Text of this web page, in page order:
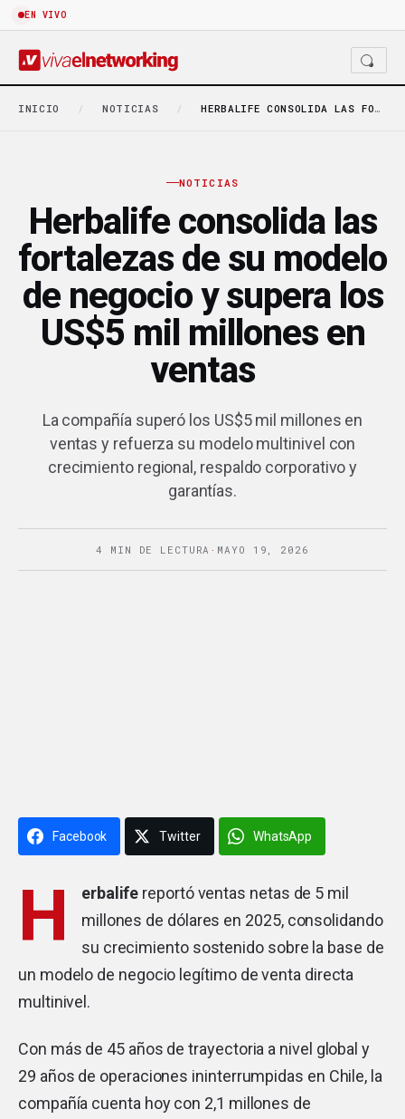
EN VIVO
INICIO / NOTICIAS / HERBALIFE CONSOLIDA LAS FORTALEZAS DE SU MODELO DE…
NOTICIAS
Herbalife consolida las
fortalezas de su modelo
de negocio y supera los
US$5 mil millones en
ventas
La compañía superó los US$5 mil millones en
ventas y refuerza su modelo multinivel con
crecimiento regional, respaldo corporativo y
garantías.
4 MIN DE LECTURA · MAYO 19, 2026
Facebook Twitter WhatsApp
H erbalife reportó ventas netas de 5 mil
millones de dólares en 2025, consolidando
su crecimiento sostenido sobre la base de
un modelo de negocio legítimo de venta directa
multinivel.
Con más de 45 años de trayectoria a nivel global y
29 años de operaciones ininterrumpidas en Chile, la
compañía cuenta hoy con 2,1 millones de